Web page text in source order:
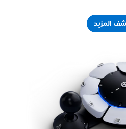
المزيد